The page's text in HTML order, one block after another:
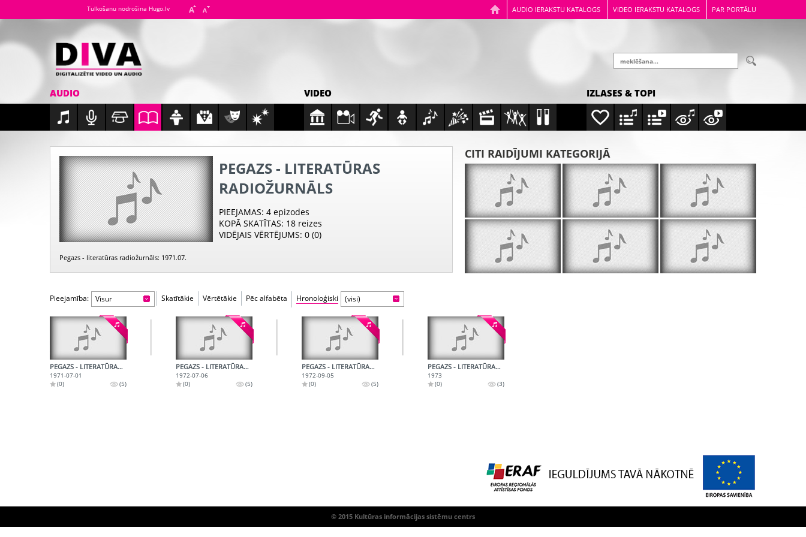
AUDIO IERAKSTU KATALOGS VIDEO IERAKSTU KATALOGS PAR PORTĀLU
Tulkošanu nodrošina Hugo.lv
AUDIO VIDEO IZLASES & TOPI
PEGAZS - LITERATŪRAS
RADIOŽURNĀLS
PIEEJAMAS: 4 epizodes
KOPĀ SKATĪTAS: 18 reizes
VIDĒJAIS VĒRTĒJUMS: 0 (0)
Pegazs - literatūras radiožurnāls: 1971.07.
CITI RAIDĪJUMI KATEGORIJĀ
Pieejamība: Visur Skatītākie Vērtētākie Pēc alfabēta Hronoloģiski (visi)
PEGAZS - LITERATŪRAS RADIOŽURNĀLS 1971. JŪLIJS
1971-07-01
(0)
(5)
PEGAZS - LITERATŪRAS RADIOŽURNĀLS 1972. JŪLIJĀ
1972-07-06
(0)
(5)
PEGAZS - LITERATŪRAS RADIOŽURNĀLS 1972. SEPTEMBRIS
1972-09-05
(0)
(5)
PEGAZS - LITERATŪRAS RADIOŽURNĀLS 1973. G. APRĪLIS
1973
(0)
(3)
© 2015 Kultūras informācijas sistēmu centrs